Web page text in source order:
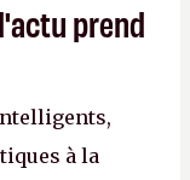
prend
à la